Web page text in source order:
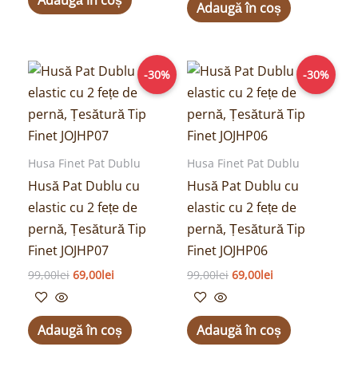
Adaugă în coș
-30%
Husa Finet Pat Dublu
Husă Pat Dublu cu
elastic cu 2 fețe de
pernă, Țesătură Tip
Finet JOJHP07
99,00lei
Prețul
inițial
a
fost:
99,00lei.
69,00lei
Prețul
curent
este:
69,00lei.
Adaugă în coș
-30%
Husa Finet Pat Dublu
Husă Pat Dublu cu
elastic cu 2 fețe de
pernă, Țesătură Tip
Finet JOJHP06
99,00lei
Prețul
inițial
a
fost:
99,00lei.
69,00lei
Prețul
curent
este:
69,00lei.
Adaugă în coș